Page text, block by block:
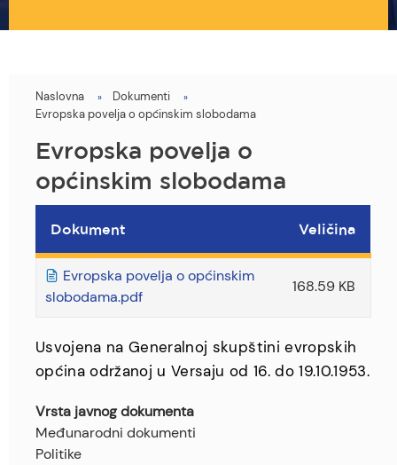
You
here
Naslovna
Dokumenti
Evropska povelja o općinskim slobodama
Evropska povelja o
općinskim slobodama
Dokument Veličina
Evropska povelja o općinskim
slobodama.pdf
168.59 KB
Usvojena na Generalnoj skupštini evropskih
općina održanoj u Versaju od 16. do 19.10.1953.
Vrsta javnog dokumenta
Međunarodni dokumenti
Politike